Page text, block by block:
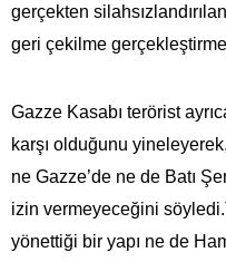
gerçekten
geri çekilme
Gazze Kasabı terörist
karşı olduğunu
ne Gazze’de ne de Batı
izin vermeyeceğini
yönettiği bir yapı ne de